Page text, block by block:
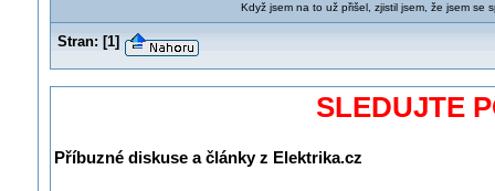
Když jsem na to už přišel, zjistil jsem, že jsem se
Stran: [1]
SLEDUJTE
Příbuzné diskuse a články z Elektrika.cz